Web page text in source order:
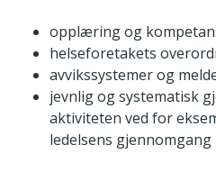
opplæring og
helseforetakets
avvikssystemer og
jevnlig og systematisk
aktiviteten ved for
ledelsens gjennomgang